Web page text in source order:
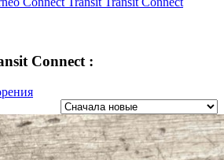
Connect :